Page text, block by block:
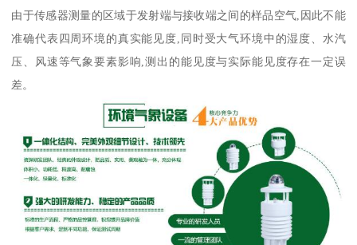
由于传感器测量的区域于发射端与接收端之间的样品空气,因此不能
准确代表四周环境的真实能见度,同时受大气环境中的湿度、水汽
压、风速等气象要素影响,测出的能见度与实际能见度存在一定误
差。